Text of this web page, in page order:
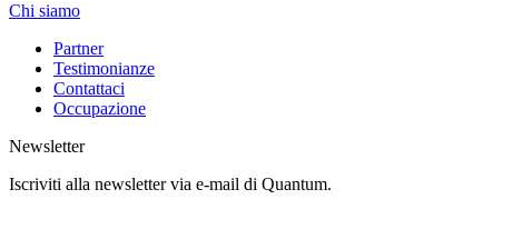
Chi siamo
Partner
Testimonianze
Contattaci
Occupazione
Newsletter
Iscriviti alla newsletter via e-mail di Quantum.